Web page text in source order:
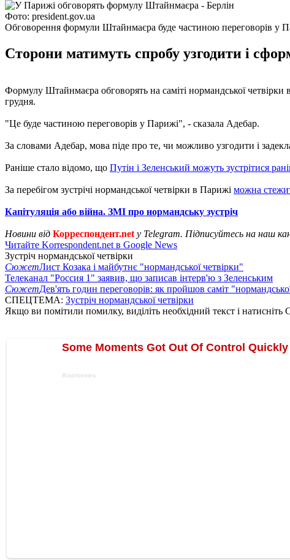
Фото: president.gov.ua
Обговорення формули Штайнмаєра буде частиною переговорів у
Сторони матимуть спробу узгодити і
Формулу Штайнмаєра обговорять на саміті нормандської
грудня.
"Це буде частиною переговорів у Парижі", - сказала Адебар.
За словами Адебар, мова піде про те, чи можливо узгодити і
Раніше стало відомо, що Путін і Зеленський можуть зустрітися
За перебігом зустрічі нормандської четвірки в Парижі можна
Капітуляція або війна. ЗМІ про нормандську зустріч
Новини від Корреспондент.net у Telegram. Підписуйтесь на наш
Читайте Korrespondent.net в Google News
Зустріч нормандської четвірки
СюжетЛист Козака і майбутнє "нормандської четвірки"
Телеканал "Россия 1" заявив, що записав інтерв'ю з Зеленським
СюжетДев'ять годин переговорів: як пройшов саміт
СПЕЦТЕМА: Зустріч нормандської четвірки
Якщо ви помітили помилку, виділіть необхідний текст і